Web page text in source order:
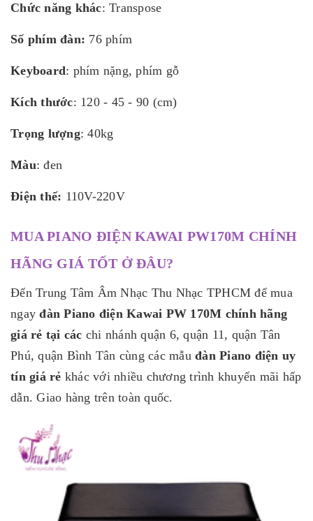
Chức năng khác: Transpose
Số phím đàn: 76 phím
Keyboard: phím nặng, phím gỗ
Kích thước: 120 - 45 - 90 (cm)
Trọng lượng: 40kg
Màu: đen
Điện thế: 110V-220V
MUA PIANO ĐIỆN KAWAI PW170M CHÍNH
HÃNG GIÁ TỐT Ở ĐÂU?
Đến Trung Tâm Âm Nhạc Thu Nhạc TPHCM để mua
ngay đàn Piano điện Kawai PW 170M chính hãng
giá rẻ tại các chi nhánh quận 6, quận 11, quận Tân
Phú, quận Bình Tân cùng các mẫu đàn Piano điện uy
tín giá rẻ khác với nhiều chương trình khuyến mãi hấp
dẫn. Giao hàng trên toàn quốc.